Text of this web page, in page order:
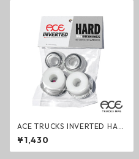
ACE TRUCKS INVERTED HAR
D Bushings エーストラック
インバーテッド ハードブッシ
ュセット スケートボード用パ
¥1,430